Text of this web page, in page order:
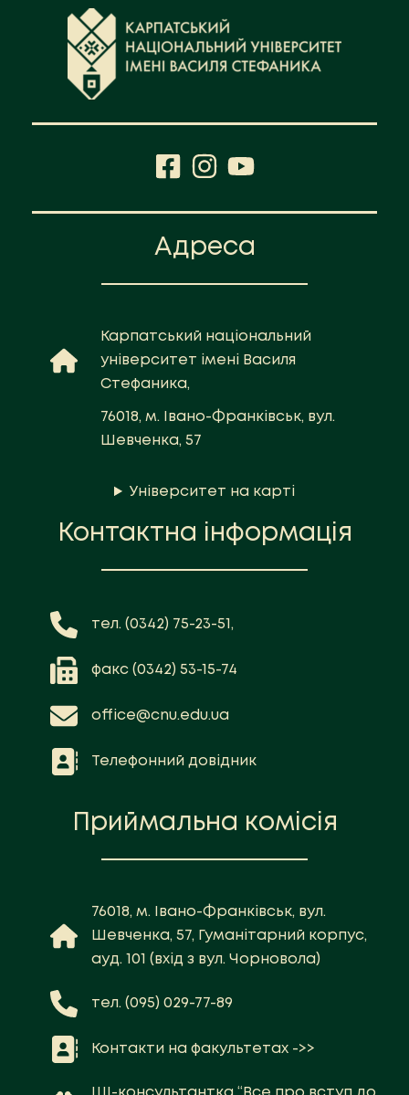
Адреса
Карпатський національний
університет імені Василя
Стефаника,
76018, м. Івано-Франківськ, вул.
Шевченка, 57
Університет на карті
Контактна інформація
тел. (0342) 75-23-51,
факс (0342) 53-15-74
office@cnu.edu.ua
Телефонний довідник
Приймальна комісія
76018, м. Івано-Франківськ, вул.
Шевченка, 57, Гуманітарний корпус,
ауд. 101 (вхід з вул. Чорновола)
тел. (095) 029-77-89
Контакти на факультетах ->>